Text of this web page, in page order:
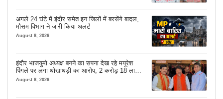
अगले 24 घंटे में इंदौर समेत इन जिलों में बरसेंगे बादल,
मौसम विभाग ने जारी किया अलर्ट
August 8, 2026
इंदौर भाजयुमो अध्यक्ष बनने का सपना देख रहे मयूरेश
पिंगले पर लगा धोखाधड़ी का आरोप, 2 करोड़ 18 लाख
लेने के बाद भी नहीं दिया जमीन का कब्जा
August 8, 2026